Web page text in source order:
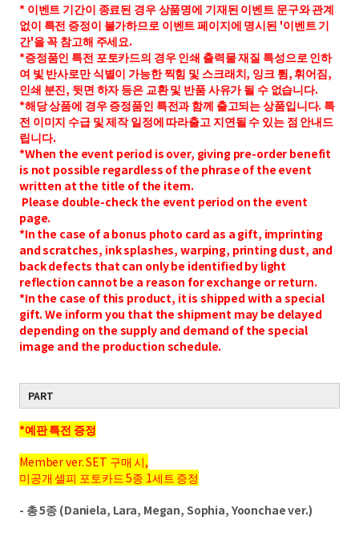
* 이벤트 기간이 종료된 경우 상품명에 기재된 이벤트 문구와 관계
없이 특전 증정이 불가하므로 이벤트 페이지에 명시된 '이벤트 기
간'을 꼭 참고해 주세요.
*증정품인 특전 포토카드의 경우 인쇄 출력물 재질 특성으로 인하
여 빛 반사로만 식별이 가능한 찍힘 및 스크래치, 잉크 튐, 휘어짐,
인쇄 분진, 뒷면 하자 등은 교환 및 반품 사유가 될 수 없습니다.
*해당 상품에 경우 증정품인 특전과 함께 출고되는 상품입니다. 특
전 이미지 수급 및 제작 일정에 따라출고 지연될 수 있는 점 안내드
립니다.
*When the event period is over, giving pre-order benefit
is not possible regardless of the phrase of the event
written at the title of the item.
Please double-check the event period on the event
page.
*In the case of a bonus photo card as a gift, imprinting
and scratches, ink splashes, warping, printing dust, and
back defects that can only be identified by light
reflection cannot be a reason for exchange or return.
*In the case of this product, it is shipped with a special
gift. We inform you that the shipment may be delayed
depending on the supply and demand of the special
image and the production schedule.
PART
*예판 특전 증정
Member ver. SET 구매 시,
미공개 셀피 포토카드 5종 1세트 증정
- 총 5종 (Daniela, Lara, Megan, Sophia, Yoonchae ver.)